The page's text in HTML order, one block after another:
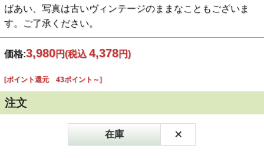
ばあい、写真は古いヴィンテージのままなこともございま
す。ご了承ください。
価格:3,980円(税込 4,378円)
[ポイント還元 43ポイント～]
注文
在庫 ×